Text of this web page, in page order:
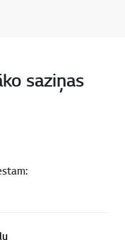
saziņas